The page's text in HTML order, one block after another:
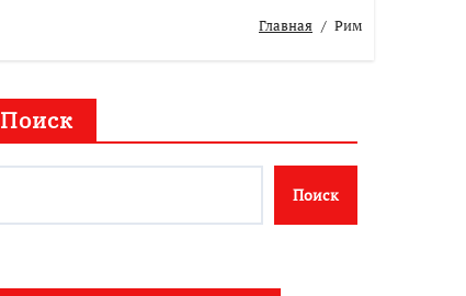
Главная Рим
Поиск
Поиск